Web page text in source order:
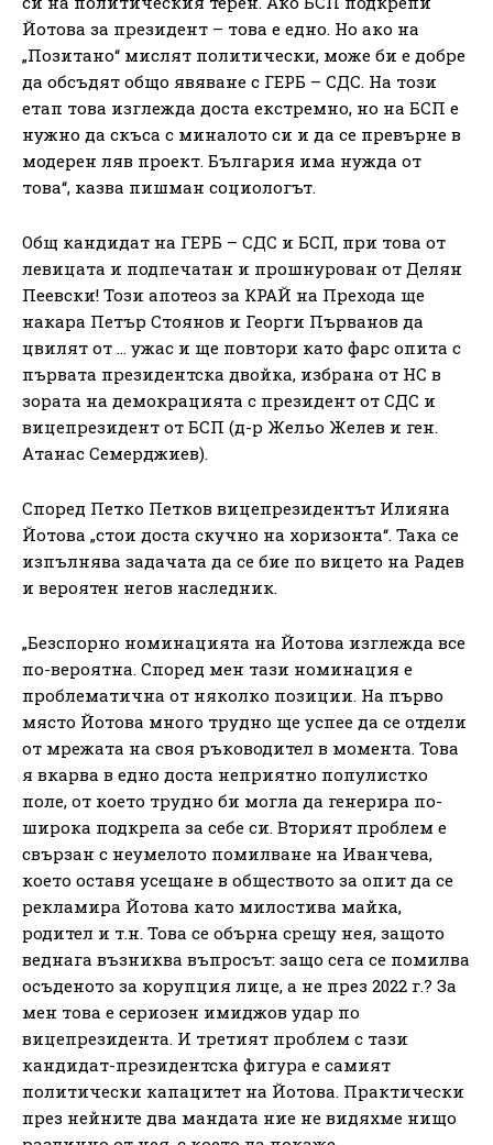
Йотова за президент – това е едно. Но ако на
„Позитано“ мислят политически, може би е добре
да обсъдят общо явяване с ГЕРБ – СДС. На този
етап това изглежда доста екстремно, но на БСП е
нужно да скъса с миналото си и да се превърне в
модерен ляв проект. България има нужда от
това“, казва пишман социологът.
Общ кандидат на ГЕРБ – СДС и БСП, при това от
левицата и подпечатан и прошнурован от Делян
Пеевски! Този апотеоз за КРАЙ на Прехода ще
накара Петър Стоянов и Георги Първанов да
цвилят от … ужас и ще повтори като фарс опита с
първата президентска двойка, избрана от НС в
зората на демокрацията с президент от СДС и
вицепрезидент от БСП (д-р Жельо Желев и ген.
Атанас Семерджиев).
Според Петко Петков вицепрезидентът Илияна
Йотова „стои доста скучно на хоризонта“. Така се
изпълнява задачата да се бие по вицето на Радев
и вероятен негов наследник.
„Безспорно номинацията на Йотова изглежда все
по-вероятна. Според мен тази номинация е
проблематична от няколко позиции. На първо
място Йотова много трудно ще успее да се отдели
от мрежата на своя ръководител в момента. Това
я вкарва в едно доста неприятно популистко
поле, от което трудно би могла да генерира по-
широка подкрепа за себе си. Вторият проблем е
свързан с неумелото помилване на Иванчева,
което оставя усещане в обществото за опит да се
рекламира Йотова като милостива майка,
родител и т.н. Това се обърна срещу нея, защото
веднага възниква въпросът: защо сега се помилва
осъденото за корупция лице, а не през 2022 г.? За
мен това е сериозен имиджов удар по
вицепрезидента. И третият проблем с тази
кандидат-президентска фигура е самият
политически капацитет на Йотова. Практически
през нейните два мандата ние не видяхме нищо